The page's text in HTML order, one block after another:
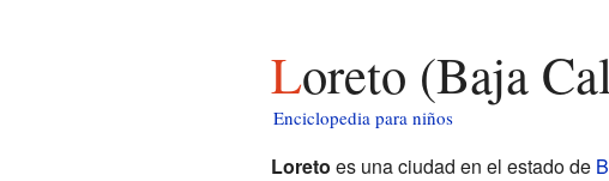
Loreto (Baja
Enciclopedia para niños
Loreto es una ciudad en el estado de